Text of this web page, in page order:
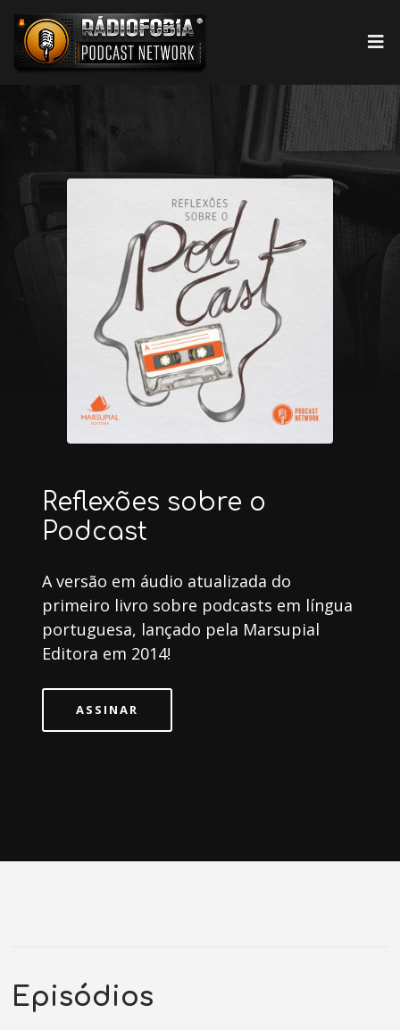
Reflexões sobre o
Podcast
A versão em áudio atualizada do
primeiro livro sobre podcasts em língua
portuguesa, lançado pela Marsupial
Editora em 2014!
ASSINAR
Episódios